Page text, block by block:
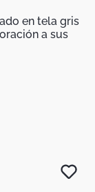
en tela gris
a sus